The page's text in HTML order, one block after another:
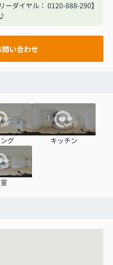
ーダイヤル： 0120-888-290】
問い合わせ
グ キッチン